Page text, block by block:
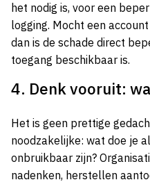
het nodig is, voor een
logging. Mocht een
dan is de schade direct
toegang beschikbaar is.
4. Denk vooruit:
Het is geen prettige
noodzakelijke: wat doe je
onbruikbaar zijn?
nadenken, herstellen